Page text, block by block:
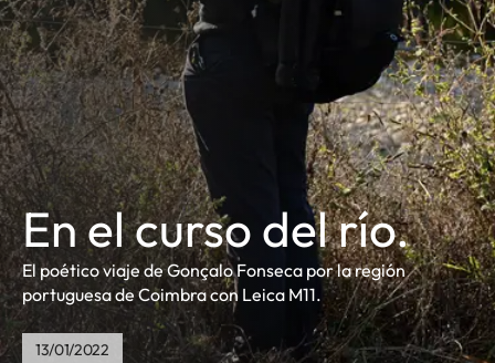
En el curso del río.
El poético viaje de Gonçalo Fonseca por la región
portuguesa de Coimbra con Leica M11.
13/01/2022